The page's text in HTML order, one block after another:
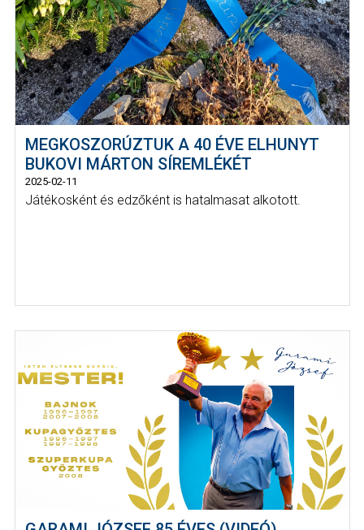
MEGKOSZORÚZTUK A 40 ÉVE ELHUNYT
BUKOVI MÁRTON SÍREMLÉKÉT
2025-02-11
Játékosként és edzőként is hatalmasat alkotott.